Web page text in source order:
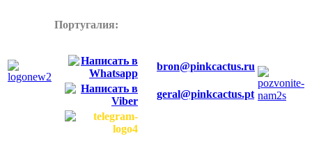
Португалия:
bron@pinkcactus.ru
geral@pinkcactus.pt